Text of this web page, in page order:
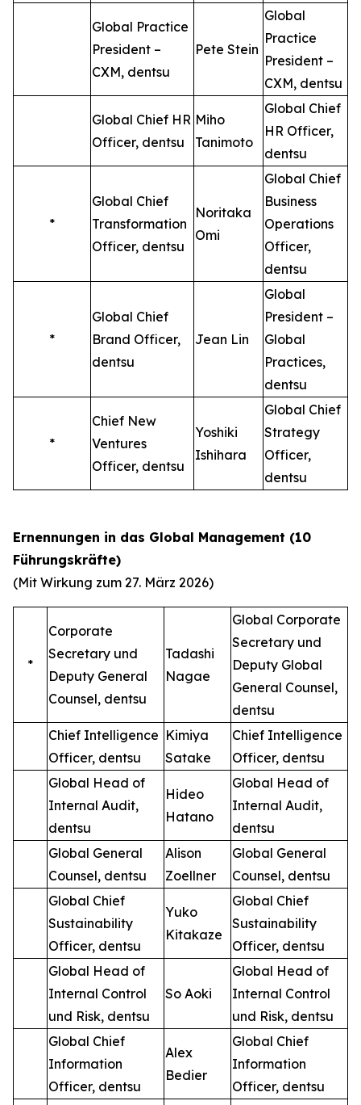
Global Practice
President –
CXM, dentsu
Pete Stein
Global
Practice
President –
CXM, dentsu
Global Chief HR
Officer, dentsu
Miho
Tanimoto
Global Chief
HR Officer,
dentsu
*
Global Chief
Transformation
Officer, dentsu
Noritaka
Omi
Global Chief
Business
Operations
Officer,
dentsu
*
Global Chief
Brand Officer,
dentsu
Jean Lin
Global
President –
Global
Practices,
dentsu
*
Chief New
Ventures
Officer, dentsu
Yoshiki
Ishihara
Global Chief
Strategy
Officer,
dentsu
Ernennungen in das Global Management (10
Führungskräfte)
(Mit Wirkung zum 27. März 2026)
*
Corporate
Secretary und
Deputy General
Counsel, dentsu
Tadashi
Nagae
Global Corporate
Secretary und
Deputy Global
General Counsel,
dentsu
Chief Intelligence
Officer, dentsu
Kimiya
Satake
Chief Intelligence
Officer, dentsu
Global Head of
Internal Audit,
dentsu
Hideo
Hatano
Global Head of
Internal Audit,
dentsu
Global General
Counsel, dentsu
Alison
Zoellner
Global General
Counsel, dentsu
Global Chief
Sustainability
Officer, dentsu
Yuko
Kitakaze
Global Chief
Sustainability
Officer, dentsu
Global Head of
Internal Control
und Risk, dentsu
So Aoki
Global Head of
Internal Control
und Risk, dentsu
Global Chief
Information
Officer, dentsu
Alex
Bedier
Global Chief
Information
Officer, dentsu